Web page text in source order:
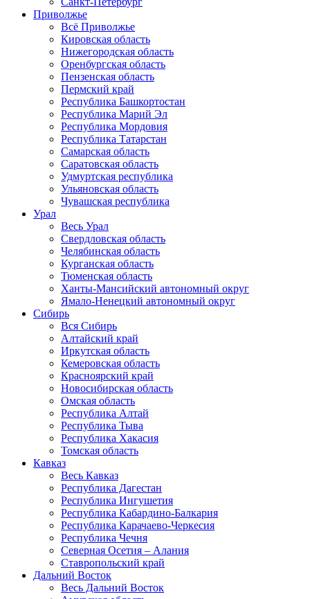
Приволжье
Всё Приволжье
Кировская область
Нижегородская область
Оренбургская область
Пензенская область
Пермский край
Республика Башкортостан
Республика Марий Эл
Республика Мордовия
Республика Татарстан
Самарская область
Саратовская область
Удмуртская республика
Ульяновская область
Чувашская республика
Урал
Весь Урал
Свердловская область
Челябинская область
Курганская область
Тюменская область
Ханты-Мансийский автономный округ
Ямало-Ненецкий автономный округ
Сибирь
Вся Сибирь
Алтайский край
Иркутская область
Кемеровская область
Красноярский край
Новосибирская область
Омская область
Республика Алтай
Республика Тыва
Республика Хакасия
Томская область
Кавказ
Весь Кавказ
Республика Дагестан
Республика Ингушетия
Республика Кабардино-Балкария
Республика Карачаево-Черкесия
Республика Чечня
Северная Осетия – Алания
Ставропольский край
Дальний Восток
Весь Дальний Восток